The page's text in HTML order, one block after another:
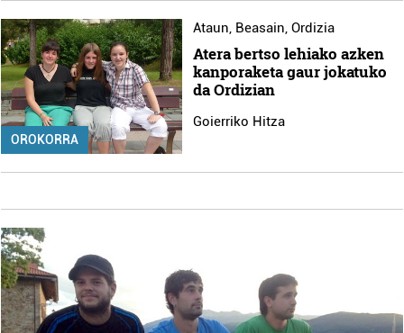
OROKORRA
Ataun Beasain Ordizia
Atera bertso lehiako azken
kanporaketa gaur jokatuko
da Ordizian
Goierriko Hitza